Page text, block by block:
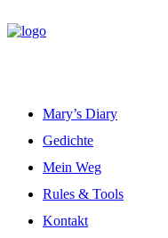
Mary’s Diary
Gedichte
Mein Weg
Rules & Tools
Kontakt